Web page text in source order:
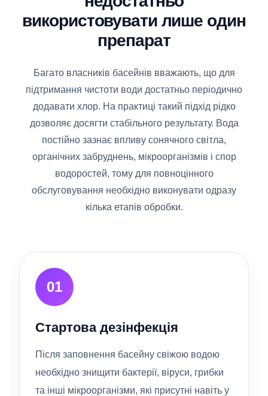
використовувати лише один
препарат
Багато власників басейнів вважають, що для
підтримання чистоти води достатньо періодично
додавати хлор. На практиці такий підхід рідко
дозволяє досягти стабільного результату. Вода
постійно зазнає впливу сонячного світла,
органічних забруднень, мікроорганізмів і спор
водоростей, тому для повноцінного
обслуговування необхідно виконувати одразу
кілька етапів обробки.
01
Стартова дезінфекція
Після заповнення басейну свіжою водою
необхідно знищити бактерії, віруси, грибки
та інші мікроорганізми, які присутні навіть у